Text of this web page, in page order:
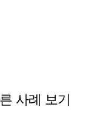
사례 보기